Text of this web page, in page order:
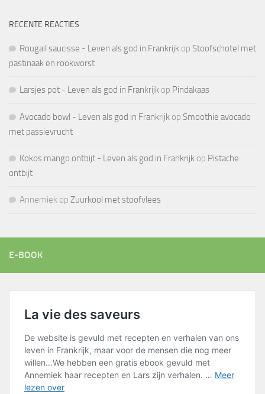
RECENTE REACTIES
Rougail saucisse - Leven als god in Frankrijk op Stoofschotel met
pastinaak en rookworst
Larsjes pot - Leven als god in Frankrijk op Pindakaas
Avocado bowl - Leven als god in Frankrijk op Smoothie avocado
met passievrucht
Kokos mango ontbijt - Leven als god in Frankrijk op Pistache
ontbijt
Annemiek op Zuurkool met stoofvlees
E-BOOK